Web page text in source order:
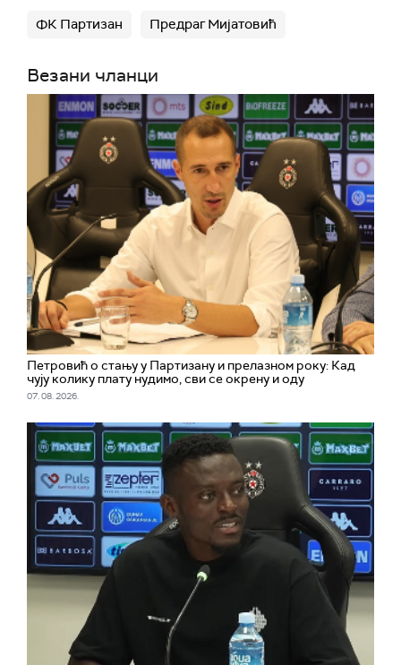
ФК Партизан Предраг Мијатовић
Везани чланци
Петровић о стању у Партизану и прелазном року: Кад
чују колику плату нудимо, сви се окрену и оду
07. 08. 2026.